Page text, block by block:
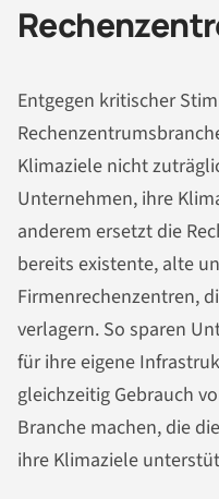
Entgegen kritischer
Klimaziele nicht
Unternehmen, ihre
anderem ersetzt die
bereits existente, alte
Firmenrechenzentren,
verlagern. So sparen
für ihre eigene
gleichzeitig Gebrauch
Branche machen, die
ihre Klimaziele